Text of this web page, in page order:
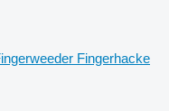
Fingerhacke